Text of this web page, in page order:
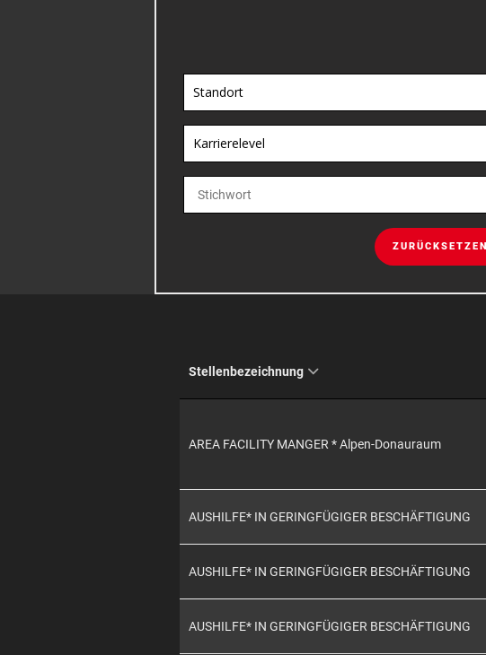
Standort
Karrierelevel
ZURÜCKSETZEN
Stellenbezeichnung
AREA FACILITY MANGER * Alpen-Donauraum
AUSHILFE* IN GERINGFÜGIGER BESCHÄFTIGUNG
AUSHILFE* IN GERINGFÜGIGER BESCHÄFTIGUNG
AUSHILFE* IN GERINGFÜGIGER BESCHÄFTIGUNG